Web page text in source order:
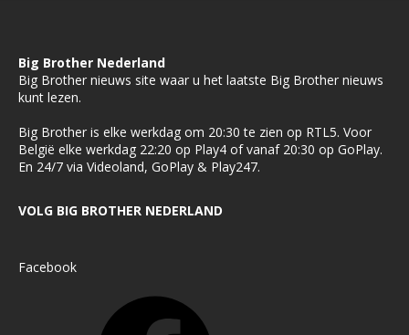
Big Brother Nederland
Big Brother nieuws site waar u het laatste Big Brother nieuws
kunt lezen.
Big Brother is elke werkdag om 20:30 te zien op RTL5. Voor
België elke werkdag 22:20 op Play4 of vanaf 20:30 op GoPlay.
En 24/7 via Videoland, GoPlay & Play247.
VOLG BIG BROTHER NEDERLAND
Facebook